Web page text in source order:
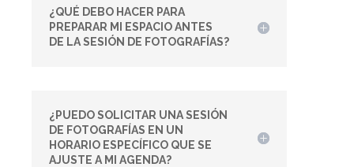
¿QUÉ DEBO HACER PARA
PREPARAR MI ESPACIO ANTES
DE LA SESIÓN DE FOTOGRAFÍAS?
¿PUEDO SOLICITAR UNA SESIÓN
DE FOTOGRAFÍAS EN UN
HORARIO ESPECÍFICO QUE SE
AJUSTE A MI AGENDA?